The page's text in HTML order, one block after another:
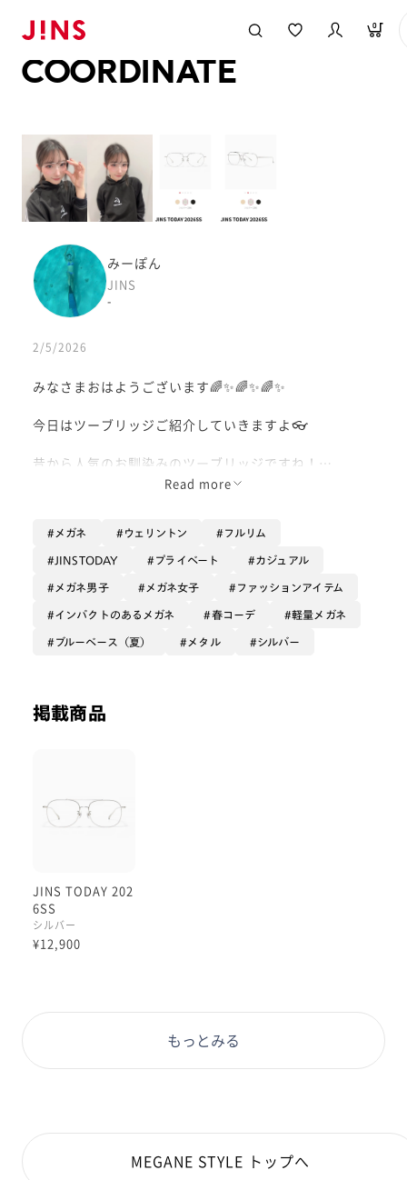
0
COORDINATE
みーぽん
JINS
-
2/5/2026
みなさまおはようございます🌈✨🌈✨🌈✨️
今日はツーブリッジご紹介していきますよ👓
昔から人気のお馴染みのツーブリッジですね！
このメガネがあれば、コーデがぐんと底上げすること間
違いなし！
色んなコーディネートをキリッと引き締めてくれます✨️
カラーレンズいれるともっとオシャレに着こなし可能
ぜひ色んなコーディネート試してください✨
Read more
メガネ ウェリントン フルリム
JINSTODAY プライベート カジュアル
メガネ男子 メガネ女子 ファッションアイテム
インパクトのあるメガネ 春コーデ 軽量メガネ
ブルーベース（夏） メタル シルバー
掲載商品
JINS TODAY 202
6SS
シルバー
¥12,900
もっとみる
MEGANE STYLE トップへ